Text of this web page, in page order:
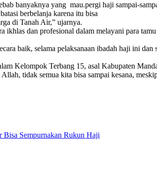
banyaknya yang mau.pergi haji sampai-
berbelanja karena itu bisa
di Tanah Air,” ujarnya.
dan profesional dalam melayani para
baik, selama pelaksanaan ibadah haji ini
Kelompok Terbang 15, asal Kabupaten
tidak semua kita bisa sampai kesana,
Sempurnakan Rukun Haji